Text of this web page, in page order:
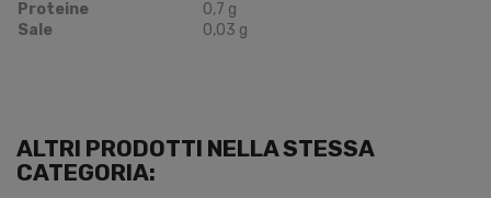
Proteine
0,7 g
Sale
0,03 g
ALTRI PRODOTTI NELLA STESSA
CATEGORIA: